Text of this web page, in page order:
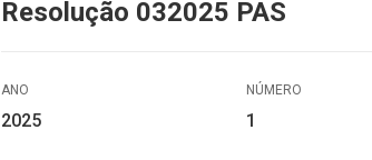
Resolução 032025 PAS
ANO
2025
NÚMERO
1